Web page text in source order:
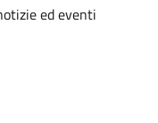
ed eventi